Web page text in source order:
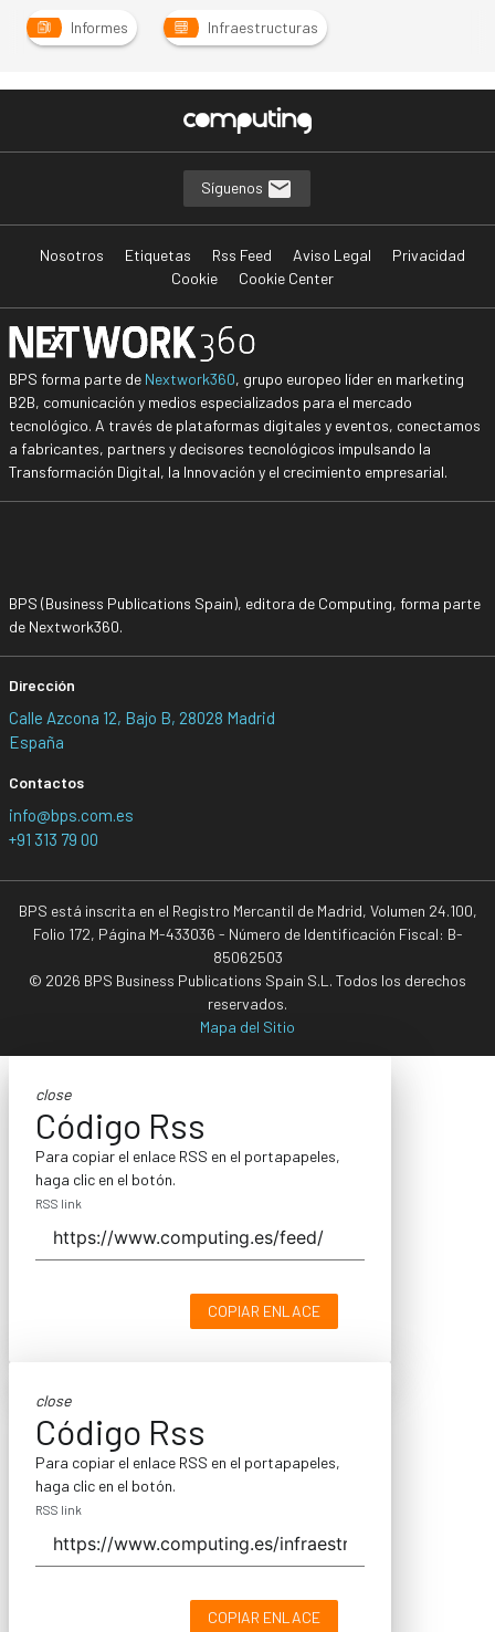
Informes Infraestructuras
Síguenos
Nosotros Etiquetas Rss Feed Aviso Legal
Privacidad
Cookie
Cookie Center
BPS forma parte de Nextwork360, grupo europeo líder en marketing
B2B, comunicación y medios especializados para el mercado
tecnológico. A través de plataformas digitales y eventos, conectamos
a fabricantes, partners y decisores tecnológicos impulsando la
Transformación Digital, la Innovación y el crecimiento empresarial.
BPS (Business Publications Spain), editora de Computing, forma parte
de Nextwork360.
Dirección
Calle Azcona 12, Bajo B, 28028 Madrid
España
Contactos
info@bps.com.es
+91 313 79 00
BPS está inscrita en el Registro Mercantil de Madrid, Volumen 24.100,
Folio 172, Página M-433036 - Número de Identificación Fiscal: B-
85062503
© 2026 BPS Business Publications Spain S.L. Todos los derechos
reservados.
Mapa del Sitio
close
Código Rss
Para copiar el enlace RSS en el portapapeles,
haga clic en el botón.
RSS link
COPIAR ENLACE
close
Código Rss
Para copiar el enlace RSS en el portapapeles,
haga clic en el botón.
RSS link
COPIAR ENLACE